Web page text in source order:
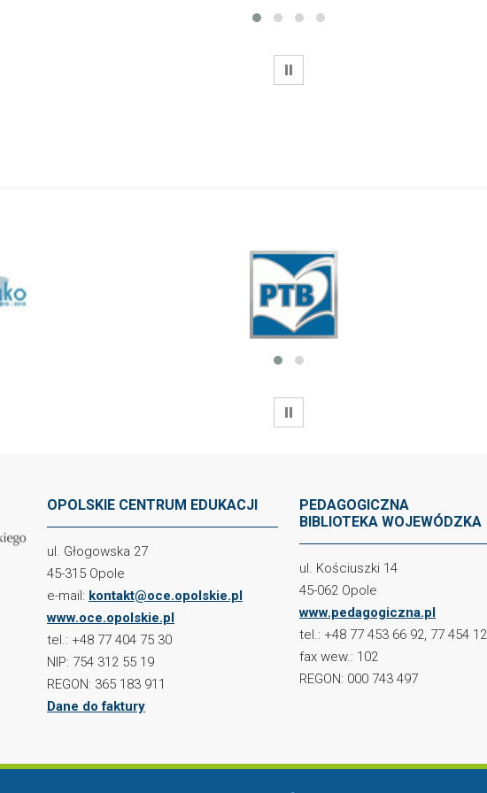
WSTRZYMAJ
WSTRZYMAJ
OPOLSKIE CENTRUM EDUKACJI
ul. Głogowska 27
45-315 Opole
e-mail: kontakt@oce.opolskie.pl
www.oce.opolskie.pl
tel.: +48 77 404 75 30
NIP: 754 312 55 19
REGON: 365 183 911
Dane do faktury
PEDAGOGICZNA
BIBLIOTEKA WOJEWÓDZKA
ul. Kościuszki 14
45-062 Opole
www.pedagogiczna.pl
tel.: +48 77 453 66 92, 77 454
fax wew.: 102
REGON: 000 743 497